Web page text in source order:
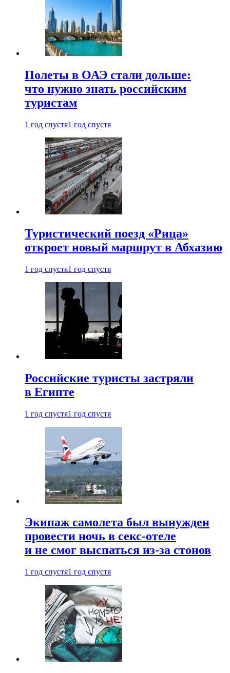
Полеты в ОАЭ стали дольше:
что нужно знать российским
туристам
1 год спустя1 год спустя
Туристический поезд «Рица»
откроет новый маршрут в Абхазию
1 год спустя1 год спустя
Российские туристы застряли
в Египте
1 год спустя1 год спустя
Экипаж самолета был вынужден
провести ночь в секс-отеле
и не смог выспаться из-за стонов
1 год спустя1 год спустя